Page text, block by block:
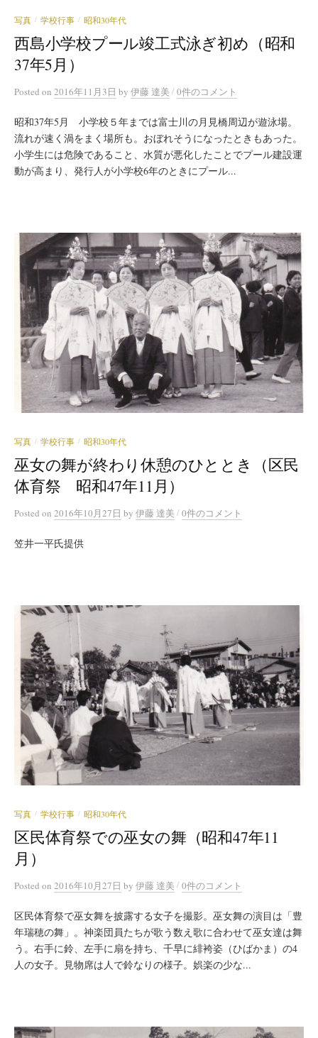
写真 / 学校行事 / 昭和30年代
西島小学校プール竣工式泳ぎ初め（昭和
37年5月）
Posted on 2016年11月3日 by 伊藤 達美 /0件のコメント
昭和37年5月 小学校５年までは富士川の月見橋周辺が遊泳場。
流れが速く渦をまく場所も。おぼれそうになったときもあった。
小学生には危険であること、水質が悪化したことでプール建設運
動が高まり、発行人が小学校6年のときにプール...
写真 / 学校行事 / 昭和30年代
巫女の舞が終わり休憩のひととき（区民
体育祭 昭和47年11月）
Posted on 2016年10月27日 by 伊藤 達美 /0件のコメント
笠井一平氏提供
写真 / 学校行事 / 昭和30年代
区民体育祭での巫女の舞（昭和47年11
月）
Posted on 2016年10月27日 by 伊藤 達美 /0件のコメント
区民体育祭で巫女舞を披露する女子を撮影。巫女舞の演目は「豊
年瑞穂の舞」。神楽団員たちが歌う数え歌に合わせて巫女達は舞
う。右手に鈴、左手に扇を持ち、千早に緋袴姿（ひばかま）の4
人の女子。見物席は人で鈴なりの様子。娯楽の少な...